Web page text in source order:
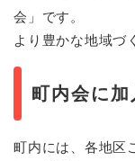
会」です。
より豊かな地域づ
町内会に加
町内には、各地区